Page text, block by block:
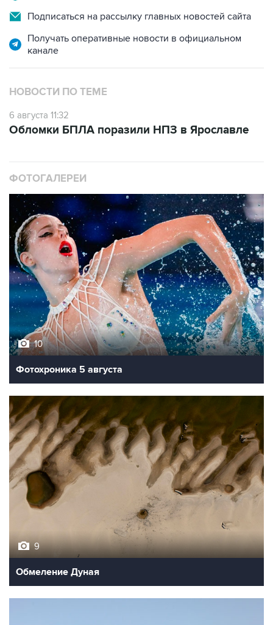
Подписаться на рассылку главных новостей сайта
Получать оперативные новости в официальном
канале
НОВОСТИ ПО ТЕМЕ
6 августа 11:32
Обломки БПЛА поразили НПЗ в Ярославле
ФОТОГАЛЕРЕИ
10
Фотохроника 5 августа
9
Обмеление Дуная